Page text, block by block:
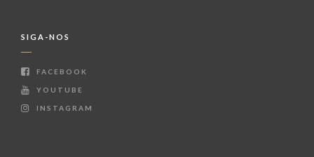
SIGA-NOS
FACEBOOK
YOUTUBE
INSTAGRAM